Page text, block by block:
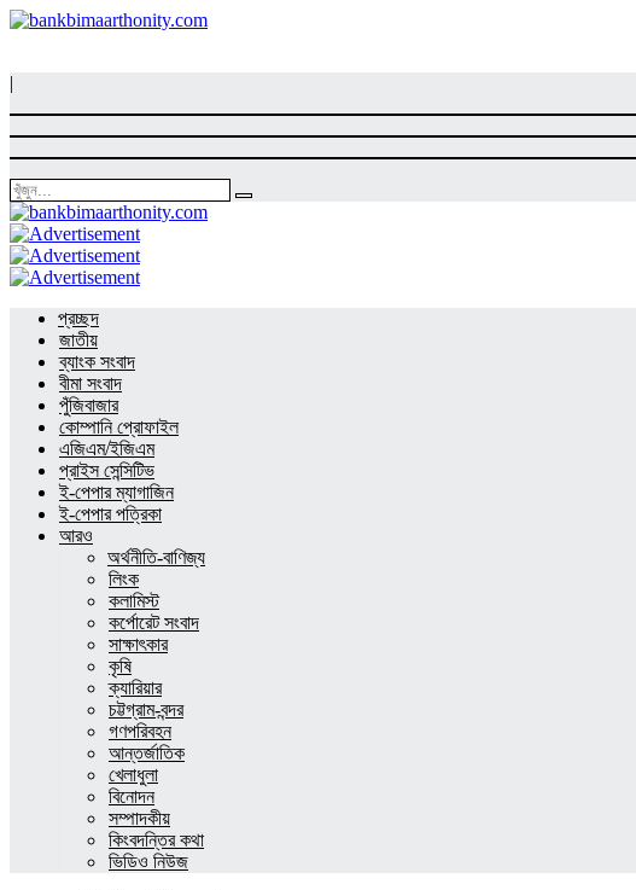
|
প্রচ্ছদ
জাতীয়
ব্যাংক সংবাদ
বীমা সংবাদ
পুঁজিবাজার
কোম্পানি প্রোফাইল
এজিএম/ইজিএম
প্রাইস সেন্সিটিভ
ই-পেপার ম্যাগাজিন
ই-পেপার পত্রিকা
আরও
অর্থনীতি-বাণিজ্য
লিংক
কলামিস্ট
কর্পোরেট সংবাদ
সাক্ষাৎকার
কৃষি
ক্যারিয়ার
চট্টগ্রাম-বন্দর
গণপরিবহন
আন্তর্জাতিক
খেলাধুলা
বিনোদন
সম্পাদকীয়
কিংবদন্তির কথা
ভিডিও নিউজ